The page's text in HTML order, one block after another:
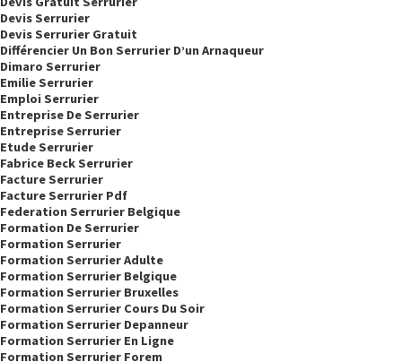
Devis Serrurier
Devis Serrurier Gratuit
Différencier Un Bon Serrurier D’un Arnaqueur
Dimaro Serrurier
Emilie Serrurier
Emploi Serrurier
Entreprise De Serrurier
Entreprise Serrurier
Etude Serrurier
Fabrice Beck Serrurier
Facture Serrurier
Facture Serrurier Pdf
Federation Serrurier Belgique
Formation De Serrurier
Formation Serrurier
Formation Serrurier Adulte
Formation Serrurier Belgique
Formation Serrurier Bruxelles
Formation Serrurier Cours Du Soir
Formation Serrurier Depanneur
Formation Serrurier En Ligne
Formation Serrurier Forem